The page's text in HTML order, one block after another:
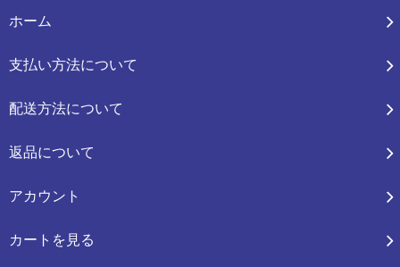
ホーム
支払い方法について
配送方法について
返品について
アカウント
カートを見る